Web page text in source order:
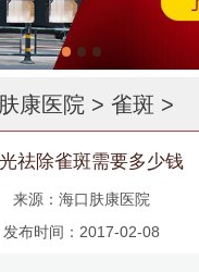
康医院 > 雀斑 >
祛除雀斑需要多少钱
来源：海口肤康医院
发布时间：2017-02-08